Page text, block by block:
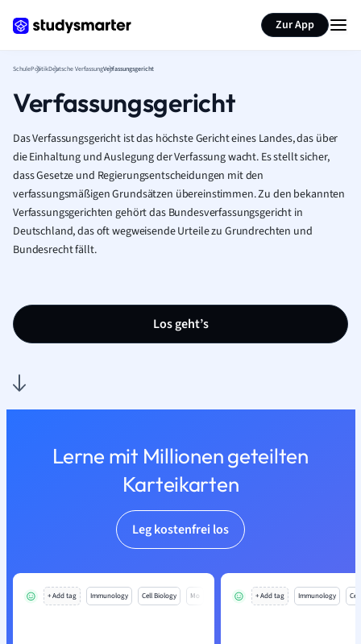
Zur App
SchulePolitikDeutsche VerfassungVerfassungsgericht
Verfassungsgericht
Das Verfassungsgericht ist das höchste Gericht eines Landes, das über
die Einhaltung und Auslegung der Verfassung wacht. Es stellt sicher,
dass Gesetze und Regierungsentscheidungen mit den
verfassungsmäßigen Grundsätzen übereinstimmen. Zu den bekannten
Verfassungsgerichten gehört das Bundesverfassungsgericht in
Deutschland, das oft wegweisende Urteile zu Grundrechten und
Bundesrecht fällt.
Los geht’s
Lerne mit Millionen geteilten
Karteikarten
Leg kostenfrei los
+ Add tag Immunology Cell Biology Mo + Add tag Immunology
Seite zusammenfassen